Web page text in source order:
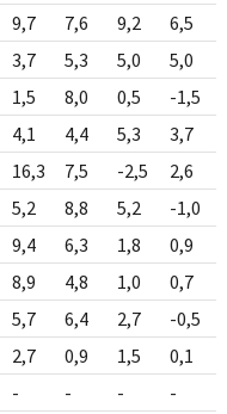
9,7 7,6 9,2 6,5
3,7 5,3 5,0 5,0
1,5 8,0 0,5 -1,5
4,1 4,4 5,3 3,7
16,3 7,5 -2,5 2,6
5,2 8,8 5,2 -1,0
9,4 6,3 1,8 0,9
8,9 4,8 1,0 0,7
5,7 6,4 2,7 -0,5
2,7 0,9 1,5 0,1
- - - -